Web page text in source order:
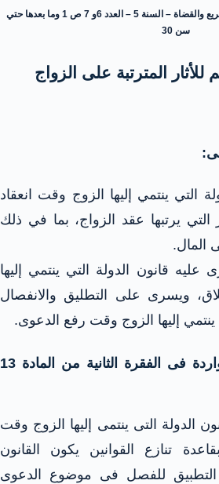
مقال – الدكتور أحمد معلم – التشريع والقضاة – السنة 5 – العدد 6و 7 ص 1 وما بعدها حتي
سن 30
للأثار المترتبة على الزواج
التي ينتمي إليها الزوج وقت انعقاد
التي يرتبها عقد الزواج، بما في ذلك
المال.
عليه قانون الدولة التي ينتمي إليها
ويسرى على التطليق والانفصال
ينتمي إليها الزوج وقت رفع الدعوى.
طبقا لقاعدة الإسناد الواردة فى الفقرة الثانية من المادة 13
الدولة التى ينتمى إليها الزوج وقت
تنازع القوانين يكون القانون
التطبيق للفصل فى موضوع الدعوى